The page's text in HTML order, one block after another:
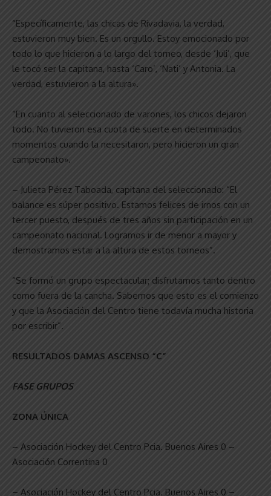
“Específicamente, las chicas de Rivadavia, la verdad,
estuvieron muy bien. Es un orgullo. Estoy emocionado por
todo lo que hicieron a lo largo del torneo, desde ‘Juli’, que
le tocó ser la capitana, hasta ‘Caro’, ‘Nati’ y Antonia. La
verdad, estuvieron a la altura».
“En cuanto al seleccionado de varones, los chicos dejaron
todo. No tuvieron esa cuota de suerte en determinados
momentos cuando la necesitaron, pero hicieron un gran
campeonato».
– Julieta Pérez Taboada, capitana del seleccionado: “El
balance es súper positivo. Estamos felices de irnos con un
tercer puesto, después de tres años sin participación en un
campeonato nacional. Logramos ir de menor a mayor y
demostramos estar a la altura de estos torneos”.
“Se formó un grupo espectacular; disfrutamos tanto dentro
como fuera de la cancha. Sabemos que esto es el comienzo
y que la Asociación del Centro tiene todavía mucha historia
por escribir”.
RESULTADOS DAMAS ASCENSO “C”
FASE GRUPOS
ZONA ÚNICA
– Asociación Hockey del Centro Pcia. Buenos Aires 0 –
Asociación Correntina 0
– Asociación Hockey del Centro Pcia. Buenos Aires 0 –